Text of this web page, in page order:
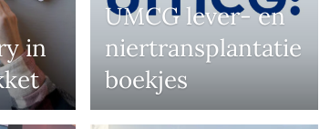
in
UMCG lever- en
niertransplantatie
boekjes